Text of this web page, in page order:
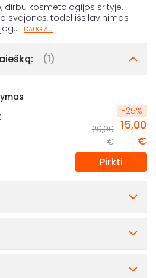
dirbu kosmetologijos srityje.
svajonės, todėl išsilavinimas
... DAUGIAU
(1)
-25%
20,00
€
15,00
€
Pirkti